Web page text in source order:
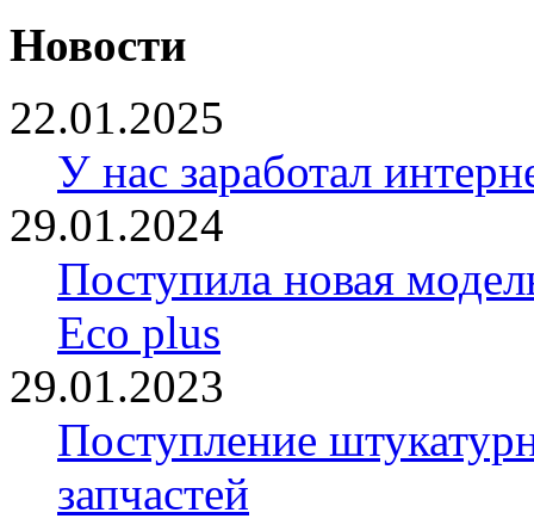
Новости
22.01.2025
У нас заработал
29.01.2024
Поступила новая
Eco plus
29.01.2023
Поступление
запчастей